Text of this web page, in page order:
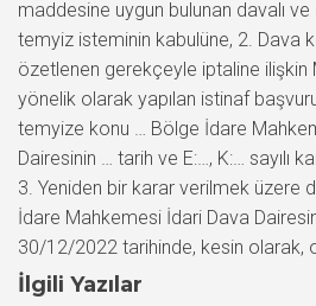
maddesine uygun bulunan davalı ve
temyiz isteminin kabulüne, 2. Dava
özetlenen gerekçeyle iptaline ilişkin
yönelik olarak yapılan istinaf
temyize konu … Bölge İdare
Dairesinin … tarih ve E:…, K:… sayılı
3. Yeniden bir karar verilmek üzere
İdare Mahkemesi İdari Dava
30/12/2022 tarihinde, kesin olarak,
İlgili Yazılar